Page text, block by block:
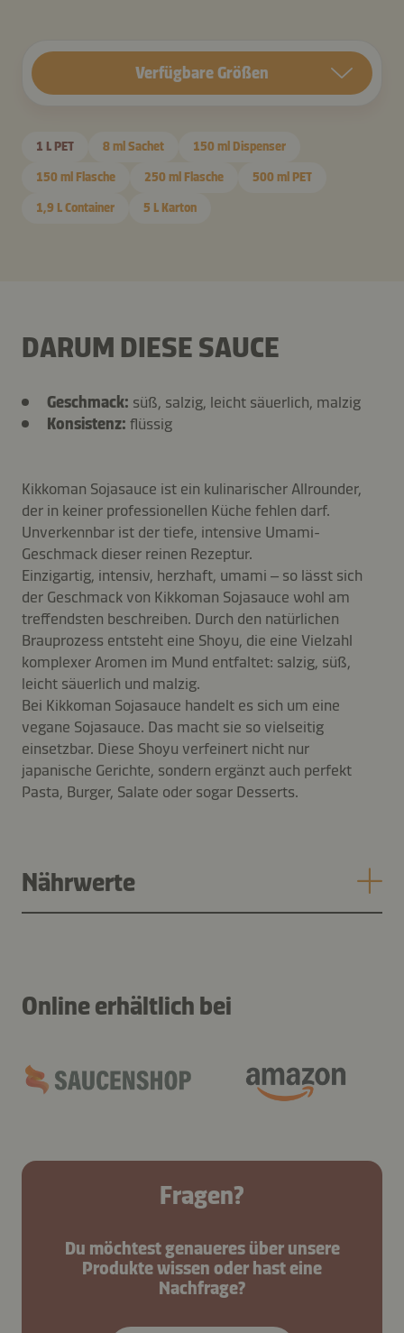
Verfügbare Größen
1 L PET 8 ml Sachet
150 ml Dispenser
150 ml Flasche
250 ml Flasche
500 ml PET
1,9 L Container
5 L Karton
DARUM DIESE SAUCE
Geschmack: süß, salzig, leicht säuerlich, malzig
Konsistenz: flüssig
Kikkoman Sojasauce ist ein kulinarischer Allrounder,
der in keiner professionellen Küche fehlen darf.
Unverkennbar ist der tiefe, intensive Umami-
Geschmack dieser reinen Rezeptur.
Einzigartig, intensiv, herzhaft, umami – so lässt sich
der Geschmack von Kikkoman Sojasauce wohl am
treffendsten beschreiben. Durch den natürlichen
Brauprozess entsteht eine Shoyu, die eine Vielzahl
komplexer Aromen im Mund entfaltet: salzig, süß,
leicht säuerlich und malzig.
Bei Kikkoman Sojasauce handelt es sich um eine
vegane Sojasauce. Das macht sie so vielseitig
einsetzbar. Diese Shoyu verfeinert nicht nur
japanische Gerichte, sondern ergänzt auch perfekt
Pasta, Burger, Salate oder sogar Desserts.
Nährwerte
Online erhältlich bei
Fragen?
Du möchtest genaueres über unsere
Produkte wissen oder hast eine
Nachfrage?